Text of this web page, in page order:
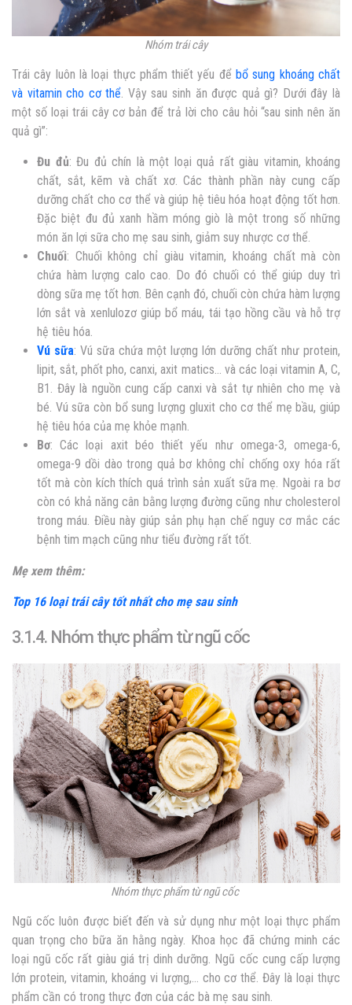
Nhóm trái cây
Trái cây luôn là loại thực phẩm thiết yếu để bổ sung khoáng chất
và vitamin cho cơ thể. Vậy sau sinh ăn được quả gì? Dưới đây là
một số loại trái cây cơ bản để trả lời cho câu hỏi “sau sinh nên ăn
quả gì”:
Đu đủ: Đu đủ chín là một loại quả rất giàu vitamin, khoáng
chất, sắt, kẽm và chất xơ. Các thành phần này cung cấp
dưỡng chất cho cơ thể và giúp hệ tiêu hóa hoạt động tốt hơn.
Đặc biệt đu đủ xanh hầm móng giò là một trong số những
món ăn lợi sữa cho mẹ sau sinh, giảm suy nhược cơ thể.
Chuối: Chuối không chỉ giàu vitamin, khoáng chất mà còn
chứa hàm lượng calo cao. Do đó chuối có thể giúp duy trì
dòng sữa mẹ tốt hơn. Bên cạnh đó, chuối còn chứa hàm lượng
lớn sắt và xenlulozơ giúp bổ máu, tái tạo hồng cầu và hỗ trợ
hệ tiêu hóa.
Vú sữa: Vú sữa chứa một lượng lớn dưỡng chất như protein,
lipit, sắt, phốt pho, canxi, axit matics… và các loại vitamin A, C,
B1. Đây là nguồn cung cấp canxi và sắt tự nhiên cho mẹ và
bé. Vú sữa còn bổ sung lượng gluxit cho cơ thể mẹ bầu, giúp
hệ tiêu hóa của mẹ khỏe mạnh.
Bơ: Các loại axit béo thiết yếu như omega-3, omega-6,
omega-9 dồi dào trong quả bơ không chỉ chống oxy hóa rất
tốt mà còn kích thích quá trình sản xuất sữa mẹ. Ngoài ra bơ
còn có khả năng cân bằng lượng đường cũng như cholesterol
trong máu. Điều này giúp sản phụ hạn chế nguy cơ mắc các
bệnh tim mạch cũng như tiểu đường rất tốt.
Mẹ xem thêm:
Top 16 loại trái cây tốt nhất cho mẹ sau sinh
3.1.4. Nhóm thực phẩm từ ngũ cốc
Nhóm thực phẩm từ ngũ cốc
Ngũ cốc luôn được biết đến và sử dụng như một loại thực phẩm
quan trọng cho bữa ăn hằng ngày. Khoa học đã chứng minh các
loại ngũ cốc rất giàu giá trị dinh dưỡng. Ngũ cốc cung cấp lượng
lớn protein, vitamin, khoáng vi lượng,… cho cơ thể. Đây là loại thực
phẩm cần có trong thực đơn của các bà mẹ sau sinh.